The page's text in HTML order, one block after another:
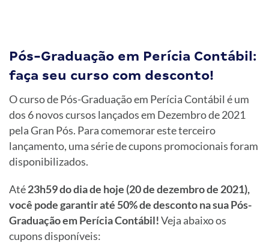
Pós-Graduação em Perícia Contábil:
faça seu curso com desconto!
O curso de Pós-Graduação em Perícia Contábil é um
dos 6 novos cursos lançados em Dezembro de 2021
pela Gran Pós. Para comemorar este terceiro
lançamento, uma série de cupons promocionais foram
disponibilizados.
Até23h59 do dia de hoje (20 de dezembro de 2021),
você pode garantir até 50% de desconto na sua Pós-
Graduação em Perícia Contábil!Veja abaixo os
cupons disponíveis: